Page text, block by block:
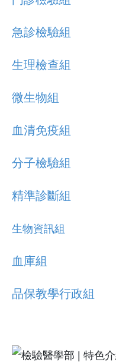
急診檢驗組
生理檢查組
微生物組
血清免疫組
分子檢驗組
精準診斷組
生物資訊組
血庫組
品保教學行政組